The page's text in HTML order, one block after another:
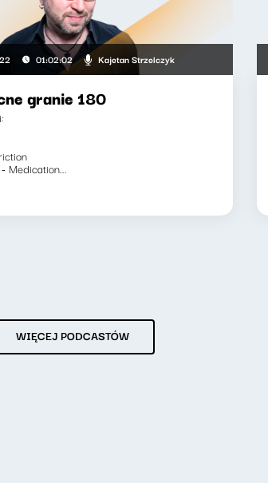
01:02:02 Kajetan Strzelczyk
granie 180
Medication...
WIĘCEJ PODCASTÓW